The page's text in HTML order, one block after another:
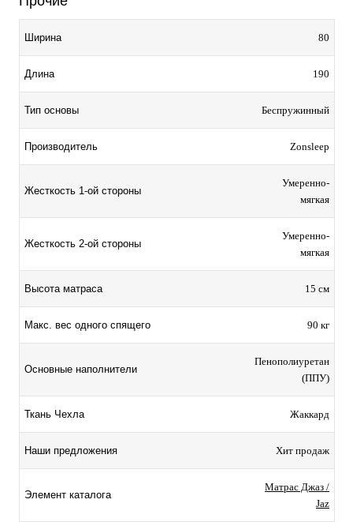
Ширина 80
Длина 190
Тип основы Беспружинный
Производитель Zonsleep
Жесткость 1-ой стороны
Умеренно-
мягкая
Жесткость 2-ой стороны
Умеренно-
мягкая
Высота матраса 15 см
Макс. вес одного спящего 90 кг
Основные наполнители
Пенополиуретан
(ППУ)
Ткань Чехла Жаккард
Наши предложения Хит продаж
Элемент каталога
Матрас Джаз /
Jaz